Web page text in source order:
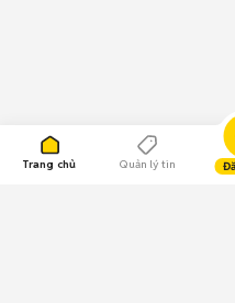
Trang chủ Quản lý tin